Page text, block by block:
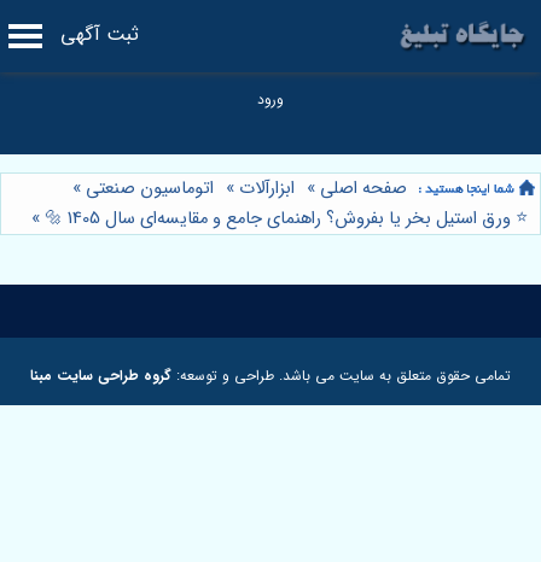
ثبت آگهی
صفحه اصلی » ابزارآلات » اتوماسیون صنعتی »
⭐️ ورق استیل بخر یا بفروش؟ راهنمای جامع و مقایسه‌ای سال 1405 🔩
»
تمامی حقوق متعلق به سایت می باشد. طراحی و توسعه: گروه طراحی سایت مبنا